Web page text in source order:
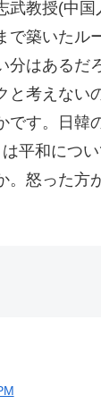
武教授(中
で築いたル
分はあるだ
と考えない
です。日韓
平和につ
。怒った方